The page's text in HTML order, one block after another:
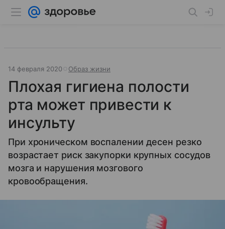
14 февраля 2020 Образ жизни
Плохая гигиена полости
рта может привести к
инсульту
При хроническом воспалении десен резко
возрастает риск закупорки крупных сосудов
мозга и нарушения мозгового
кровообращения.